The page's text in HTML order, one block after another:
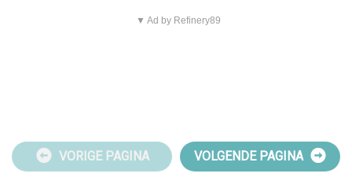
▼ Ad by Refinery89
VORIGE PAGINA VOLGENDE PAGINA